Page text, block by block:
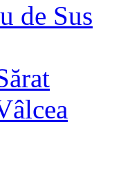
de Sus